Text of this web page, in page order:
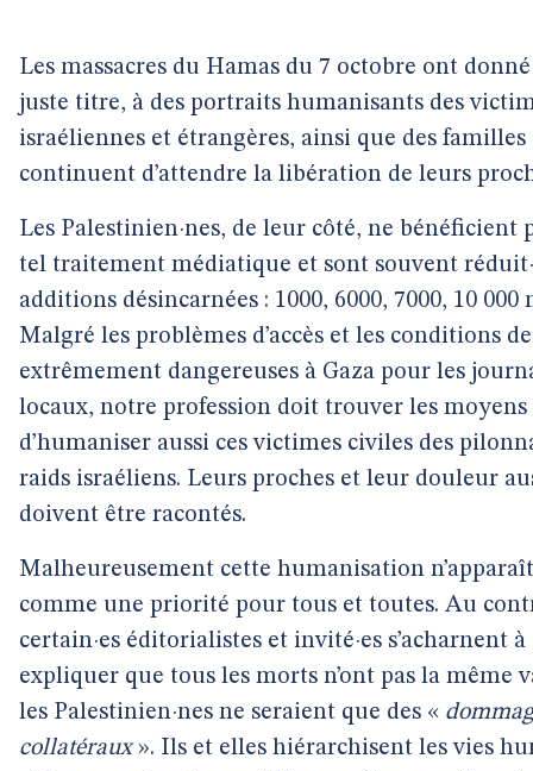
Les massacres du Hamas du 7 octobre ont
juste titre, à des portraits humanisants des
israéliennes et étrangères, ainsi que des familles
continuent d’attendre la libération de leurs
Les Palestinien·nes, de leur côté, ne bénéficient
tel traitement médiatique et sont souvent
additions désincarnées : 1000, 6000, 7000, 10 000
Malgré les problèmes d’accès et les conditions
extrêmement dangereuses à Gaza pour les
locaux, notre profession doit trouver les moyens
d’humaniser aussi ces victimes civiles des
raids israéliens. Leurs proches et leur douleur
doivent être racontés.
Malheureusement cette humanisation
comme une priorité pour tous et toutes. Au
certain·es éditorialistes et invité·es s’acharnent à
expliquer que tous les morts n’ont pas la même
les Palestinien·nes ne seraient que des «
collatéraux». Ils et elles hiérarchisent les vies